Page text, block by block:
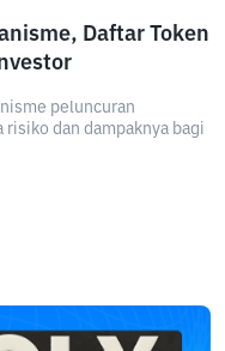
Daftar Token
peluncuran
dan dampaknya bagi